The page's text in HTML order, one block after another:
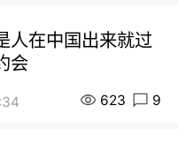
人在中国出来就过
会
623 9